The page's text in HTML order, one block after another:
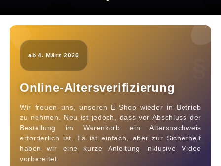
18+
18+ 18+
ab 4. März 2026
Online-Altersverifizierung
Wir freuen uns, unseren E-Shop wieder in Betrieb
zu nehmen. Neu ist jedoch, dass vor Abschluss der
Bestellung im Warenkorb ein Altersnachweis
erforderlich ist. Es ist einfach, aber zur Sicherheit
haben wir eine kurze Anleitung inklusive Video
vorbereitet.